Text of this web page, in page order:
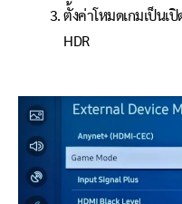
ตั้งค่าโหมดเกมเป็นเ
HDR